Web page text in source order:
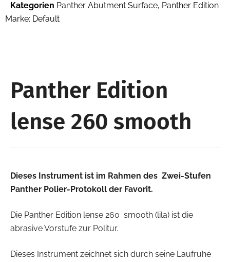
Kategorien Panther Abutment Surface, Panther Edition
Marke: Default
Panther Edition
lense 260 smooth
Dieses Instrument ist im Rahmen des Zwei-Stufen
Panther Polier-Protokoll der Favorit.
Die Panther Edition lense 260 smooth (lila) ist die
abrasive Vorstufe zur Politur.
Dieses Instrument zeichnet sich durch seine Laufruhe